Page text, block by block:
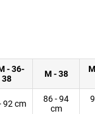
- 36-
38
M - 38
92 cm
86 - 94
cm